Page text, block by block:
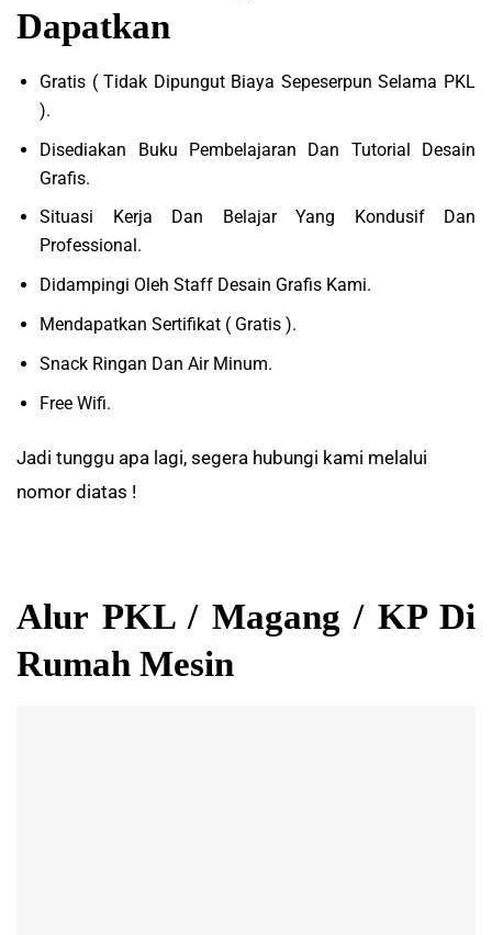
Dapatkan
Gratis ( Tidak Dipungut Biaya Sepeserpun Selama PKL
).
Disediakan Buku Pembelajaran Dan Tutorial Desain
Grafis.
Situasi Kerja Dan Belajar Yang Kondusif Dan
Professional.
Didampingi Oleh Staff Desain Grafis Kami.
Mendapatkan Sertifikat ( Gratis ).
Snack Ringan Dan Air Minum.
Free Wifi.
Jadi tunggu apa lagi, segera hubungi kami melalui
nomor diatas !
Alur PKL / Magang / KP Di
Rumah Mesin